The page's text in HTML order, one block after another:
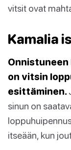
vitsit ovat
Kamalia
on vitsin
esittäminen.
sinun on
itseään, kun